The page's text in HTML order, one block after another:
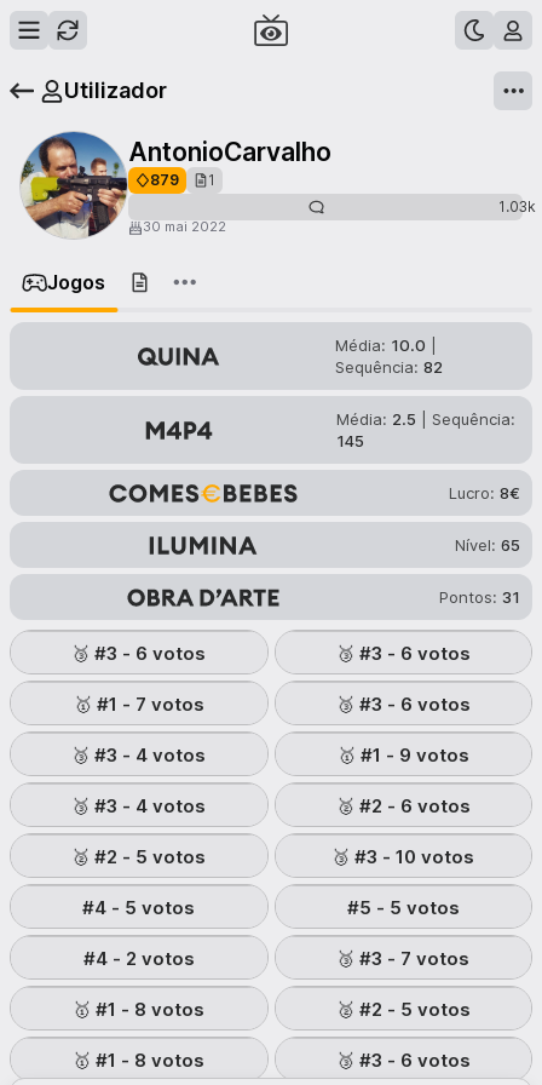
Utilizador
AntonioCarvalho
879
1
1.03k
30 mai 2022
Jogos
Média: 10.0
Sequência:82
Média: 2.5 | Sequência:
145
Lucro: 8€
Nível: 65
Pontos: 31
🥉 #3 - 6 votos 🥉 #3 - 6 votos
🥇 #1 - 7 votos 🥉 #3 - 6 votos
🥉 #3 - 4 votos 🥇 #1 - 9 votos
🥉 #3 - 4 votos 🥈 #2 - 6 votos
🥈 #2 - 5 votos 🥉 #3 -10 votos
#4 - 5 votos #5 - 5 votos
#4- 2 votos 🥉 #3 - 7 votos
🥇 #1 - 8 votos 🥈 #2 - 5 votos
🥇 #1 - 8 votos 🥉 #3 - 6 votos